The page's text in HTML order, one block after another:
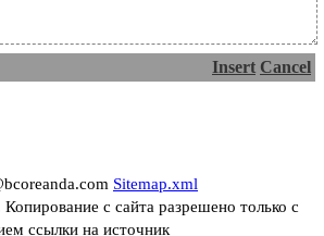
Insert Cancel
Sitemap.xml
с сайта разрешено только с
ссылки на источник